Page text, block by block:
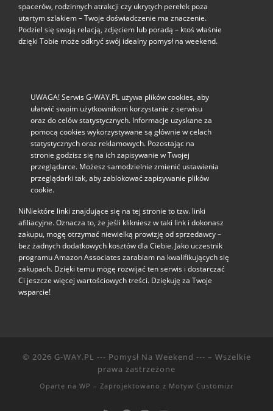
spacerów, rodzinnych atrakcji czy ukrytych perełek poza
utartym szlakiem – Twoje doświadczenie ma znaczenie.
Podziel się swoją relacją, zdjęciem lub poradą – ktoś właśnie
dzięki Tobie może odkryć swój idealny pomysł na weekend.
UWAGA! Serwis G-WAY.PL używa plików cookies, aby
ułatwić swoim użytkownikom korzystanie z serwisu
oraz do celów statystycznych. Informacje uzyskane za
pomocą cookies wykorzystywane są głównie w celach
statystycznych oraz reklamowych. Pozostając na
stronie godzisz się na ich zapisywanie w Twojej
przeglądarce. Możesz samodzielnie zmienić ustawienia
przeglądarki tak, aby zablokować zapisywanie plików
cookie.
NiNiektóre linki znajdujące się na tej stronie to tzw. linki
afiliacyjne. Oznacza to, że jeśli klikniesz w taki link i dokonasz
zakupu, mogę otrzymać niewielką prowizję od sprzedawcy –
bez żadnych dodatkowych kosztów dla Ciebie. Jako uczestnik
programu Amazon Associates zarabiam na kwalifikujących się
zakupach. Dzięki temu mogę rozwijać ten serwis i dostarczać
Ci jeszcze więcej wartościowych treści. Dziękuję za Twoje
wsparcie!
© 2026 G-WAY.PL --- Pomysł Na Weekend --- – Wszelkie
prawa zastrzeżone
Oparte na WP – Zaprojektowano z Motyw Customizr